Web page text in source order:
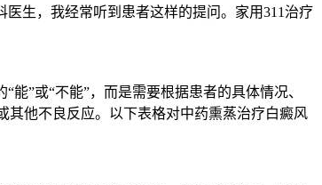
生，我经常听到患者这样的提问。家用311治疗
”或“不能”，而是需要根据患者的具体情况、
其他不良反应。以下表格对中药熏蒸治疗白癜风